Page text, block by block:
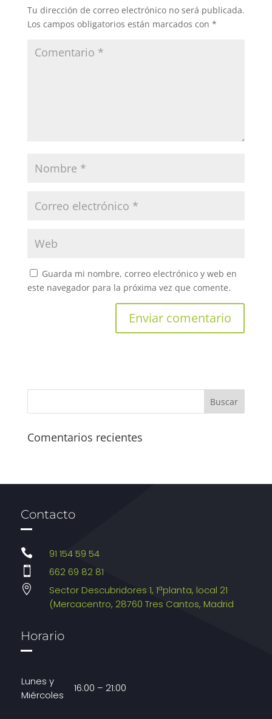
Tu dirección de correo electrónico no será publicada.
Los campos obligatorios están marcados con *
Guarda mi nombre, correo electrónico y web en
este navegador para la próxima vez que comente.
Comentarios recientes
Contacto
 91 154 59 54
 662 69 82 81

Sector Descubridores 1, 1ªplanta, local 21
(Mercacentro, 28760 Tres Cantos, Madrid
Horario
Lunes y
Miércoles
16:00 – 21:00